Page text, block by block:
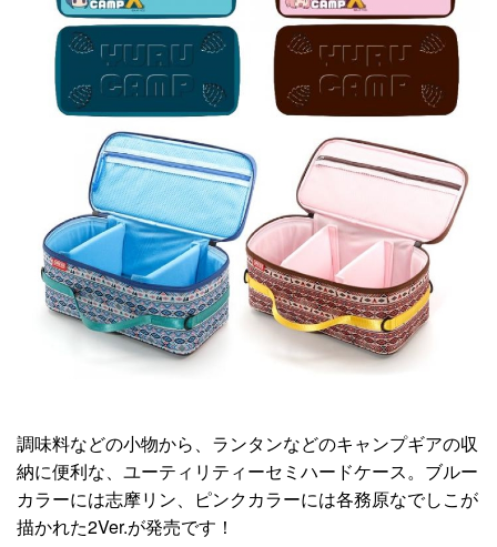
調味料などの小物から、ランタンなどのキャンプギアの収
納に便利な、ユーティリティーセミハードケース。ブルー
カラーには志摩リン、ピンクカラーには各務原なでしこが
描かれた2Ver.が発売です！